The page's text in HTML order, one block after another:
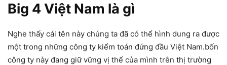
Big 4 Việt Nam là gì
Nghe thấy cái tên này chúng ta đã có thể hình dung ra được
một trong những công ty kiểm toán đứng đầu Việt Nam.bốn
công ty này đang giữ vững vị thế của mình trên thị trường